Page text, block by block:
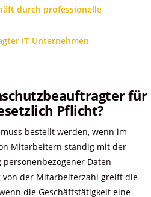
durch professionelle
IT-Unternehmen
für
Pflicht?
bestellt werden, wenn im
Mitarbeitern ständig mit der
Daten
von der Mitarbeiterzahl greift die
die Geschäftstätigkeit eine